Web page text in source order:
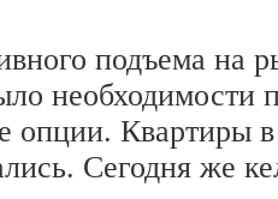
подъема на
необходимости
опции. Квартиры
Сегодня же